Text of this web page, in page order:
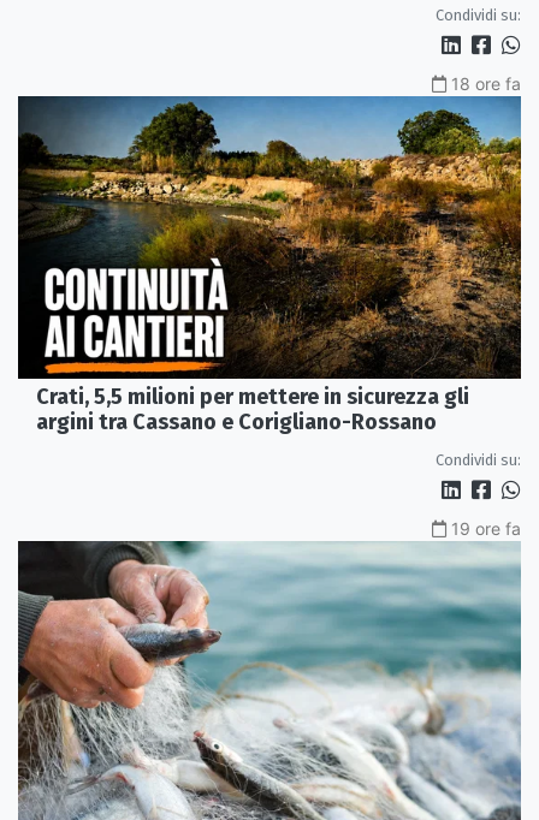
Condividi su:
18 ore fa
Crati, 5,5 milioni per mettere in sicurezza gli
argini tra Cassano e Corigliano-Rossano
Condividi su:
19 ore fa